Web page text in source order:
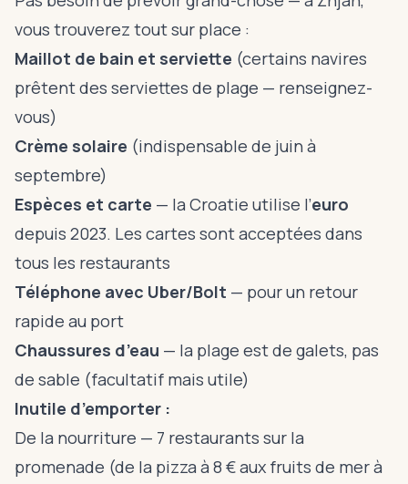
vous trouverez tout sur place :
Maillot de bain et serviette (certains navires
prêtent des serviettes de plage — renseignez-
vous)
Crème solaire (indispensable de juin à
septembre)
Espèces et carte — la Croatie utilise l’euro
depuis 2023. Les cartes sont acceptées dans
tous les restaurants
Téléphone avec Uber/Bolt — pour un retour
rapide au port
Chaussures d’eau — la plage est de galets, pas
de sable (facultatif mais utile)
Inutile d’emporter :
De la nourriture — 7 restaurants sur la
promenade (de la pizza à 8 € aux fruits de mer à